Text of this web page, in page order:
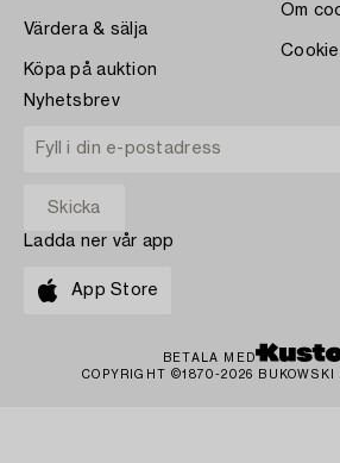
Värdera & sälja
Köpa på auktion
Om
Nyhetsbrev
Ladda ner vår app
App Store
BETALA MED
COPYRIGHT ©1870-2026 BUKOWSKI